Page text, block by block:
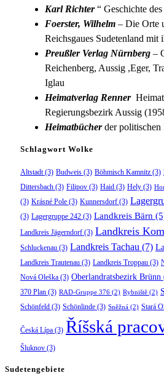
Karl Richter“ Geschichte
Foerster, Wilhelm – Die Orte
Reichsgaues Sudetenland
Preußler Verlag Nürnberg –
Reichenberg, Aussig ,Eger,
Iglau
Heimatverlag Renner
Regierungsbezirk Aussig
Heimatbücherder politischen
Schlagwort Wolke
Altstadt (3) Budweis (3) Böhmisch Kamnitz (3)
Dittersbach (3) Filipov (3) Haid (3) Hely (3)
(3) Krásné Pole (3) Kunnersdorf (3)
(3) Lagergruppe 242 (3) Landkreis Bärn
Landkreis Jägerndorf (3) Landkreis
Schluckenau (3) Landkreis Tachau (7)
Landkreis Trautenau (3) Landkreis Troppau (3)
Nová Oleška (3) Oberlandratsbezirk Brünn
370 Plan (3) RAD-Gruppe 376 (2) Rybniště (2)
Schönfeld (3) Schönlinde (3) Sněžná (2) Stará
Česká Lípa (3) Říšská
Šluknov (3)
Sudetengebiete